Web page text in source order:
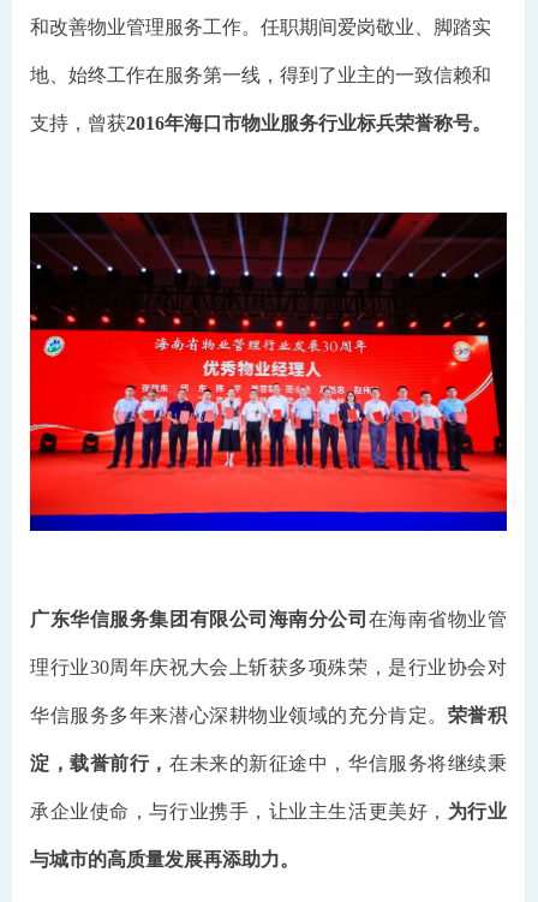
和改善物业管理服务工作。任职期间爱岗敬业、脚踏实
地、始终工作在服务第一线，得到了业主的一致信赖和
支持，曾获2016年海口市物业服务行业标兵荣誉称号。
广东华信服务集团有限公司海南分公司 在海南省物业管
理行业30周年庆祝大会上斩获多项殊荣，是行业协会对
华信服务多年来潜心深耕物业领域的充分肯定。 荣誉积
淀，载誉前行， 在未来的新征途中，华信服务将继续秉
承企业使命，与行业携手，让业主生活更美好， 为行业
与城市的高质量发展再添助力。